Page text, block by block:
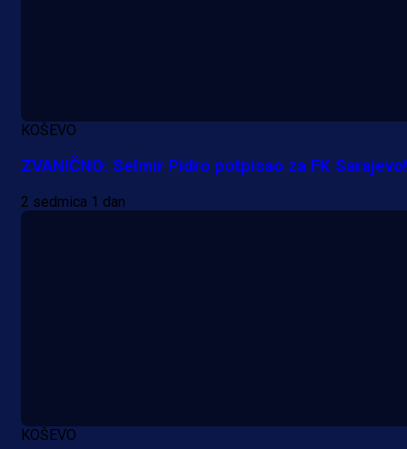
KOŠEVO
ZVANIČNO: Selmir Pidro potpisao za FK Sarajevo!
2 sedmica 1 dan
KOŠEVO